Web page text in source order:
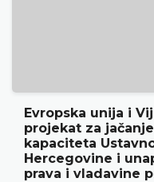
pokrenuli
i
ljudskih